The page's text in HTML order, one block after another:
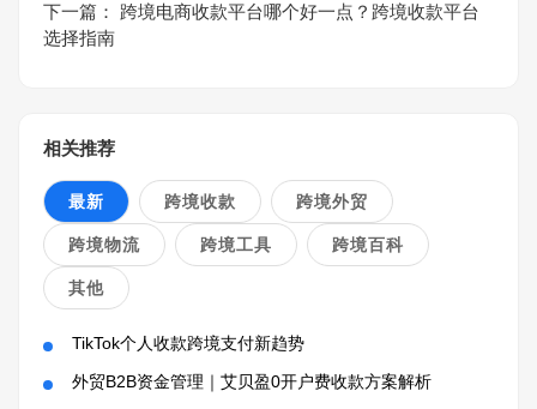
下一篇：
跨境电商收款平台哪个好一点？跨境收款平台
选择指南
相关推荐
最新 跨境收款 跨境外贸
跨境物流 跨境工具 跨境百科
其他
TikTok个人收款跨境支付新趋势
外贸B2B资金管理｜艾贝盈0开户费收款方案解析